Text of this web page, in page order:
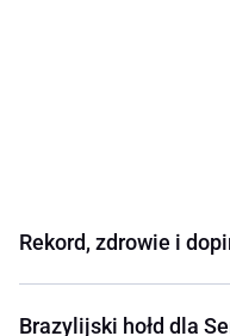
Rekord, zdrowie i
Brazylijski hołd dla